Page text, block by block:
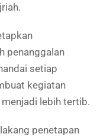
penanggalan
setiap
kegiatan
lebih tertib.
penetapan